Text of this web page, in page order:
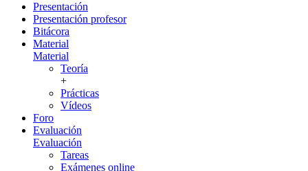
Presentación
Presentación profesor
Bitácora
Material
Material
Teoría
+
Prácticas
Vídeos
Foro
Evaluación
Evaluación
Tareas
Exámenes online